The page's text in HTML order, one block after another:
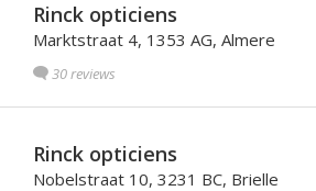
Rinck opticiens
Marktstraat 4, 1353 AG, Almere
30 reviews
Rinck opticiens
Nobelstraat 10, 3231 BC, Brielle